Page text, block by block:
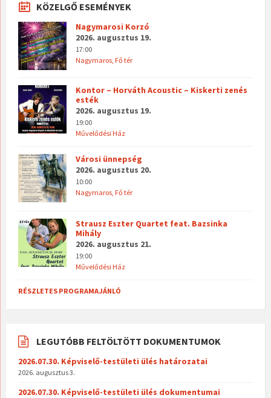
KÖZELGŐ ESEMÉNYEK
Nagymarosi Korzó
2026. augusztus 19.
17:00
Nagymaros, Fő tér
Kontor – Horváth Acoustic – Kiskerti zenés
esték
2026. augusztus 19.
19:00
Művelődési Ház
Városi ünnepség
2026. augusztus 20.
10:00
Nagymaros, Fő tér
Strausz Eszter Quartet feat. Bazsinka
Mihály
2026. augusztus 21.
19:00
Művelődési Ház
RÉSZLETES PROGRAMAJÁNLÓ
LEGUTÓBB FELTÖLTÖTT DOKUMENTUMOK
2026.07.30. Képviselő-testületi ülés határozatai
2026. augusztus 3.
2026.07.30. Képviselő-testületi ülés dokumentumai